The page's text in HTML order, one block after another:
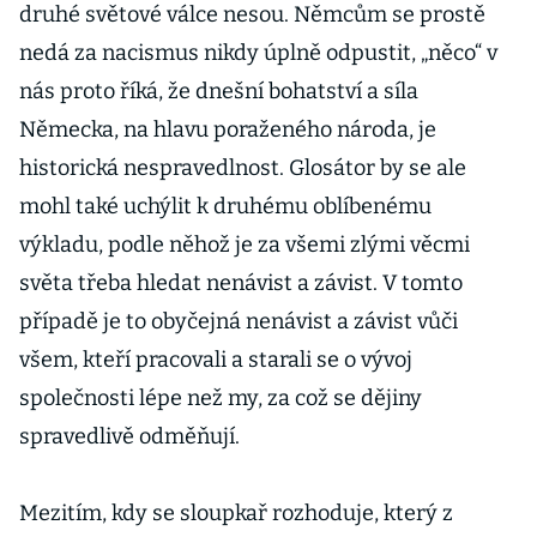
druhé světové válce nesou. Němcům se prostě
nedá za nacismus nikdy úplně odpustit, „něco“ v
nás proto říká, že dnešní bohatství a síla
Německa, na hlavu poraženého národa, je
historická nespravedlnost. Glosátor by se ale
mohl také uchýlit k druhému oblíbenému
výkladu, podle něhož je za všemi zlými věcmi
světa třeba hledat nenávist a závist. V tomto
případě je to obyčejná nenávist a závist vůči
všem, kteří pracovali a starali se o vývoj
společnosti lépe než my, za což se dějiny
spravedlivě odměňují.
Mezitím, kdy se sloupkař rozhoduje, který z